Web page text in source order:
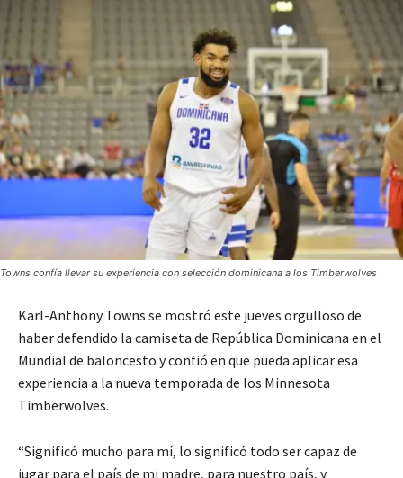
Towns confía llevar su experiencia con selección dominicana a los Timberwolves
Karl-Anthony Towns se mostró este jueves orgulloso de
haber defendido la camiseta de República Dominicana en el
Mundial de baloncesto y confió en que pueda aplicar esa
experiencia a la nueva temporada de los Minnesota
Timberwolves.
“Significó mucho para mí, lo significó todo ser capaz de
jugar para el país de mi madre, para nuestro país, y